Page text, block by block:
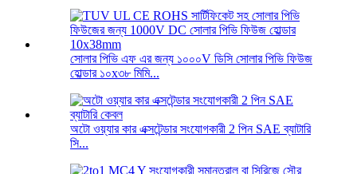
সোলার পিভি এফ এর জন্য ১০০০V ডিসি সোলার পিভি ফিউজ
হোল্ডার ১০x৩৮ মিমি...
অটো ওয়্যার কার এক্সটেন্ডার সংযোগকারী 2 পিন SAE ব্যাটারি
সি...